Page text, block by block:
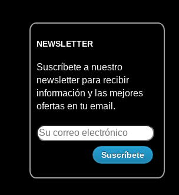
NEWSLETTER
Suscríbete a nuestro
newsletter para recibir
información y las mejores
ofertas en tu email.